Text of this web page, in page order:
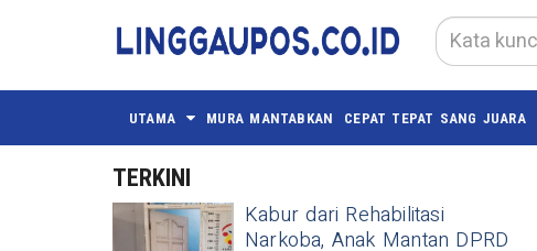
UTAMA MURA MANTABKAN CEPAT TEPAT SANG JUARA
TERKINI
Kabur dari Rehabilitasi
Narkoba, Anak Mantan DPRD